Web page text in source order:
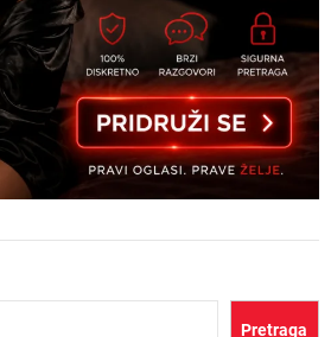
Pretraga